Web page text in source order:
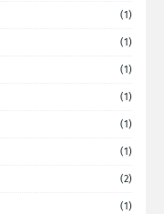
(1)
(1)
(1)
(1)
(1)
(1)
(2)
(1)